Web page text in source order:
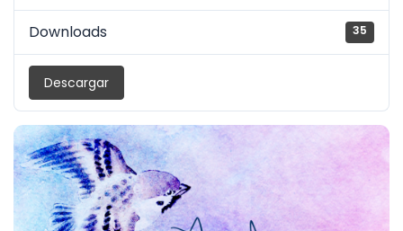
Downloads 35
Descargar